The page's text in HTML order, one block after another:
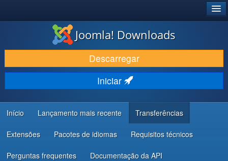
DESCARREGAR E EVOLUIR
DESCOBRIR E APRENDER
COMUNIDADE E SUPORTE
RECURSOS PARA PROGRAMADORES
Joomla! Downloads
Descarregar
Iniciar
Início Lançamento mais recente Transferências
Extensões Pacotes de idiomas Requisitos técnicos
Perguntas frequentes Documentação da API